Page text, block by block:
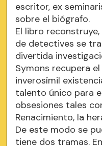
escritor, ex
sobre el biógrafo.
El libro
de detectives se
divertida
Symons recupera
inverosímil
talento único para
obsesiones tales
Renacimiento, la
De este modo se
tiene dos tramas.